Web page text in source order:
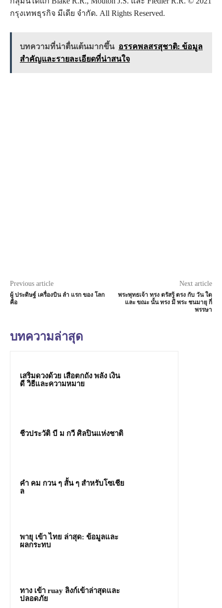
กรุงเทพธุรกิจ มีเดีย จำกัด. All Rights Reserved.
บทความที่น่าตื่นเต้นมากขึ้น อรรคพลสรสุชาติ: ข้อมูล
สำคัญและรายละเอียดที่น่าสนใจ
Previous article
ผู้ ประดิษฐ์ เครื่องบิน ลำ แรก ของ โลก
คือ
Next article
พระพุทธเจ้า ทรง ตรัสรู้ ตรง กับ วัน ใด
และ ขณะ นั้น ทรง มี พระ ชนมายุ กี่
พรรษา
บทความล่าสุด
เสริมดวงด้วย เสือตกถัง พลัง เงิน
ดี วิธีและความหมาย
ชีวประวัติ บี ม กวี ศิลปินแห่งชาติ
คํา คม กวน ๆ สั้น ๆ สำหรับโซเชีย
ล
พายุ เข้า ไทย ล่าสุด: ข้อมูลและ
ผลกระทบ
ทาง เข้า ruay ลิงก์เข้าล่าสุดและ
ปลอดภัย